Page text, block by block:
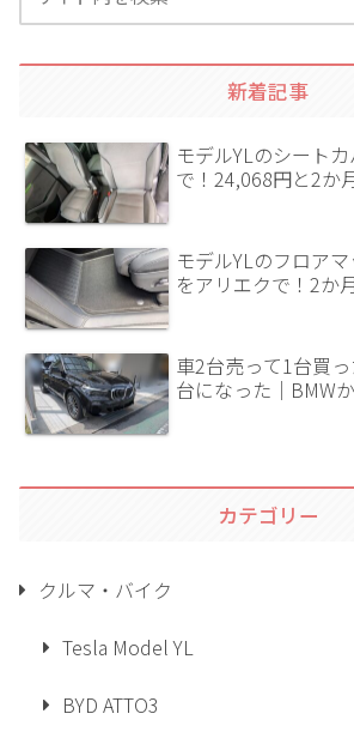
新着記事
モデルYLのシート
で！24,068円と2か
モデルYLのフロア
をアリエクで！2か
車2台売って1台買
台になった｜BMW
カテゴリー
クルマ・バイク
Tesla Model YL
BYD ATTO3